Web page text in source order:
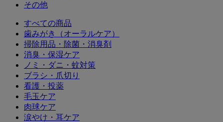
その他
すべての商品
歯みがき（オーラルケア）
掃除用品・除菌・消臭剤
消臭・保湿ケア
ノミ・ダニ・蚊対策
ブラシ・爪切り
看護・投薬
毛玉ケア
肉球ケア
涙やけ・耳ケア